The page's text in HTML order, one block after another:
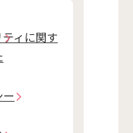
ィに関す